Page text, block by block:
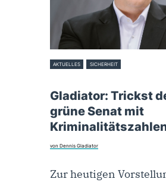
AKTUELLES SICHERHEIT
Gladiator: Trickst
grüne Senat mit
von Dennis Gladiator
Zur heutigen